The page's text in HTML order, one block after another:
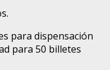
para dispensación
para 50 billetes